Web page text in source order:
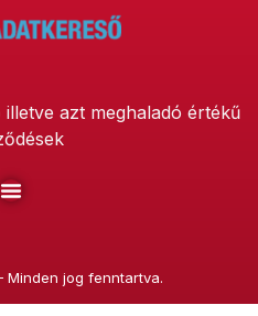
azt meghaladó értékű
Minden jog fenntartva.